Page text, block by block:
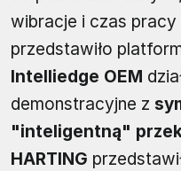
wibracje i czas pracy
przedstawiło
Intelliedge OEM
demonstracyjne z
"inteligentną"
HARTING